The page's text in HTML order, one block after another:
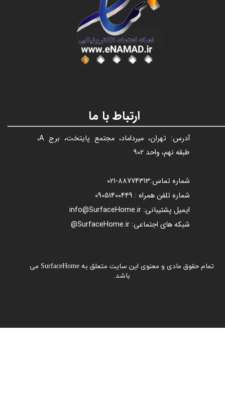
عنوان با فونت تیتر
آدرس: تهران، میرداماد، مجتمع پایتخت، برج A،
طبقه نهم، واحد 902
شماره تماس:88774313​​​​​​​
-021​​​​​​​
شماره تلفن همراه : 09051400449
ایمیل پشتیبانی: info@SurfaceHome.ir
شبکه های اجتماعی: SurfaceHome.ir@
تمام حقوق مادی و معنوی این سایت متعلق به SurfaceHome می
باشد.
ارتباط با ما